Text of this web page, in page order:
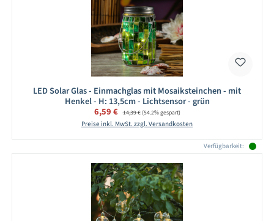
LED Solar Glas - Einmachglas mit Mosaiksteinchen - mit
Henkel - H: 13,5cm - Lichtsensor - grün
Verkaufspreis:
6,59 € Regulärer Preis:
14,39 €(54.2% gespart)
Preise inkl. MwSt. zzgl. Versandkosten
Verfügbarkeit: